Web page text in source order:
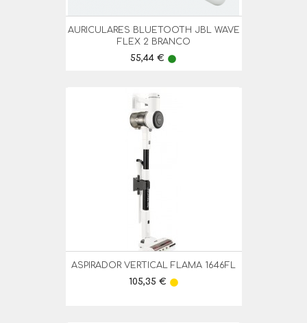
AURICULARES BLUETOOTH JBL WAVE
FLEX 2 BRANCO
Preço
55,44 € lens
ASPIRADOR VERTICAL FLAMA 1646FL
Preço
105,35 € lens